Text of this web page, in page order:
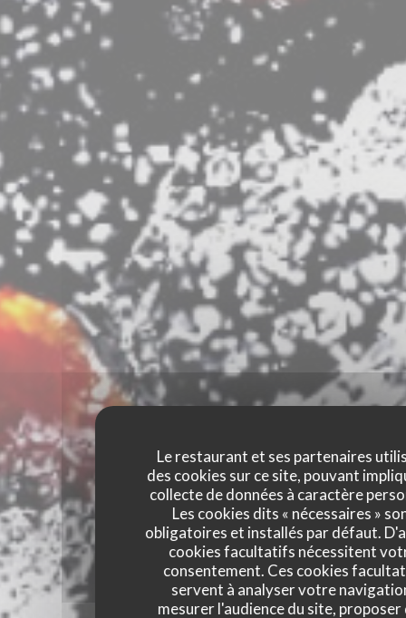
Le restaurant et ses partenaires
des cookies sur ce site, pouvant
collecte de données à caractère
Les cookies dits « nécessaires »
obligatoires et installés par défaut.
cookies facultatifs nécessitent
consentement. Ces cookies
servent à analyser votre
mesurer l'audience du site, proposer